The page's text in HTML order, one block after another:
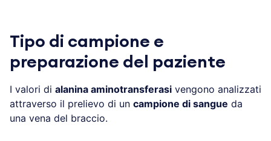
Tipo di campione e
preparazione del paziente
I valori di alanina aminotransferasi vengono analizzati
attraverso il prelievo di un campione di sangue da
una vena del braccio.